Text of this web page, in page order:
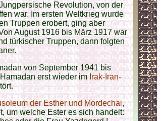
Revolution, von der
war. Im ersten Weltkrieg wurde
Truppen erobert, ging aber
August 1916 bis März 1917 war
türkischer Truppen, dann folgten
von September 1941 bis
erst wieder imIrak-Iran-
der Esther und Mordechai,
um welche Ester es sich handelt: